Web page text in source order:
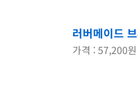
러버메이드
가격 : 57,200원